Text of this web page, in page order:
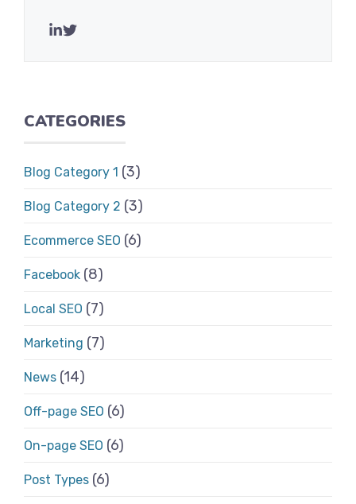
CATEGORIES
Blog Category 1 (3)
Blog Category 2 (3)
Ecommerce SEO (6)
Facebook (8)
Local SEO (7)
Marketing (7)
News (14)
Off-page SEO (6)
On-page SEO (6)
Post Types (6)